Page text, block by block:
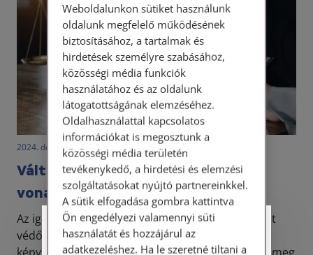
2024. december 3. • LegitiMoadmin
Változnak a kirendelt védőkre
vonatkozó szabályok
Az igazságszolgáltatás alapvető eleme a kirendelt
védők intézménye, amely biztosítja a jogi
Személyes ügyfélfogadás
Weboldalunkon sütiket használunk
oldalunk megfelelő működésének
biztosításához, a tartalmak és
hirdetések személyre szabásához,
közösségi média funkciók
használatához és az oldalunk
látogatottságának elemzéséhez.
Oldalhasználattal kapcsolatos
információkat is megosztunk a
közösségi média területén
tevékenykedő, a hirdetési és elemzési
szolgáltatásokat nyújtó partnereinkkel.
A sütik elfogadása gombra kattintva
Ön engedélyezi valamennyi süti
használatát és hozzájárul az
adatkezeléshez. Ha le szeretné tiltani a